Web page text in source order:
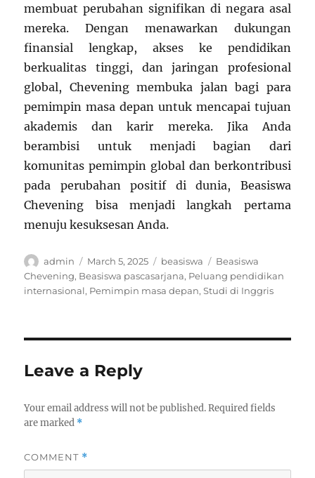
membuat perubahan signifikan di negara asal
mereka. Dengan menawarkan dukungan
finansial lengkap, akses ke pendidikan
berkualitas tinggi, dan jaringan profesional
global, Chevening membuka jalan bagi para
pemimpin masa depan untuk mencapai tujuan
akademis dan karir mereka. Jika Anda
berambisi untuk menjadi bagian dari
komunitas pemimpin global dan berkontribusi
pada perubahan positif di dunia, Beasiswa
Chevening bisa menjadi langkah pertama
menuju kesuksesan Anda.
Author
admin
Posted
on
March 5, 2025 Categories
beasiswa Tags
Beasiswa
Chevening, Beasiswa pascasarjana, Peluang pendidikan
internasional, Pemimpin masa depan,Studi di Inggris
Leave a Reply
Your email address will not be published. Required fields
are marked *
COMMENT *